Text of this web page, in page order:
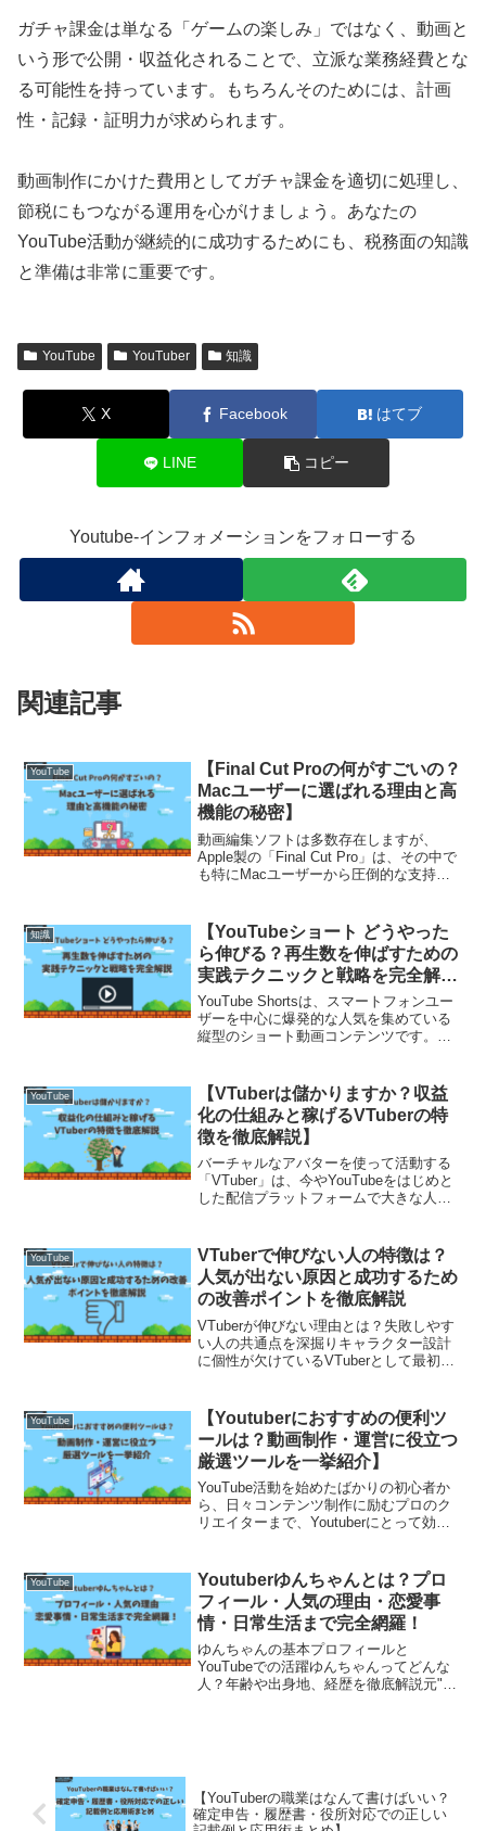
ガチャ課金は単なる「ゲームの楽しみ」ではなく、動画と
いう形で公開・収益化されることで、立派な業務経費とな
る可能性を持っています。もちろんそのためには、計画
性・記録・証明力が求められます。
動画制作にかけた費用としてガチャ課金を適切に処理し、
節税にもつながる運用を心がけましょう。あなたの
YouTube活動が継続的に成功するためにも、税務面の知識
と準備は非常に重要です。
YouTube YouTuber 知識
X Facebook はてブ
LINE コピー
Youtube-インフォメーションをフォローする
関連記事
YouTube
【Final Cut Proの何がすごいの？
Macユーザーに選ばれる理由と高
機能の秘密】
動画編集ソフトは多数存在しますが、
Apple製の「Final Cut Pro」は、その中で
も特にMacユーザーから圧倒的な支持を
速な処理性能、映像制作に必要な幅広い
編集...
知識
【YouTubeショート どうやった
ら伸びる？再生数を伸ばすための
実践テクニックと戦略を完全解
説】
YouTube Shortsは、スマートフォンユー
ザーを中心に爆発的な人気を集めている
縦型のショート動画コンテンツです。わ
スがあります。従来の長尺動画とはまっ
たく異な...
YouTube
【VTuberは儲かりますか？収益
化の仕組みと稼げるVTuberの特
徴を徹底解説】
バーチャルなアバターを使って活動する
「VTuber」は、今やYouTubeをはじめと
した配信プラットフォームで大きな人気
ら、スーパーチャットや広告収入、グッ
ズ販売などで収...
YouTube
VTuberで伸びない人の特徴は？
人気が出ない原因と成功するため
の改善ポイントを徹底解説
VTuberが伸びない理由とは？失敗しやす
い人の共通点を深掘りキャラクター設計
に個性が欠けているVTuberとして最初に
ラ設定や他のVTuberと似たようなビジュ
ア...
YouTube
【Youtuberにおすすめの便利ツ
ールは？動画制作・運営に役立つ
厳選ツールを一挙紹介】
YouTube活動を始めたばかりの初心者か
ら、日々コンテンツ制作に励むプロのク
リエイターまで、Youtuberにとって効率
ネイル作成、分析レポートの可視化、
BGM・効...
YouTube
Youtuberゆんちゃんとは？プロ
フィール・人気の理由・恋愛事
情・日常生活まで完全網羅！
ゆんちゃんの基本プロフィールと
YouTubeでの活躍ゆんちゃんってどんな
人？年齢や出身地、経歴を徹底解説元"ヴ
【YouTuberの職業はなんて書けばいい？
確定申告・履歴書・役所対応での正しい